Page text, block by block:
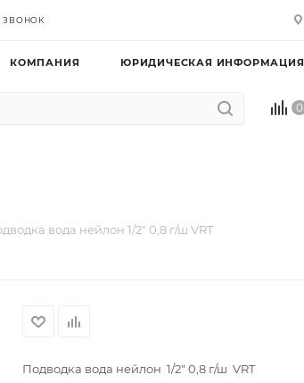
ЗВОНОК
КОМПАНИЯ ЮРИДИЧЕСКАЯ ИНФОРМАЦИЯ
0
вода нейлон 1/2" 0,8 г/ш VRT
Подводка вода нейлон 1/2" 0,8 г/ш VRT